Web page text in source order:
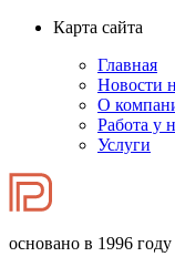
Карта сайта
Главная
Новости
О
Работа у
Услуги
основано в 1996 году